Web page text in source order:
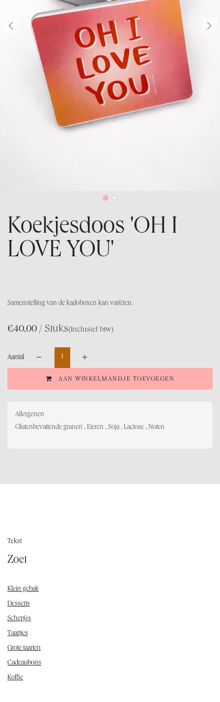
Koekjesdoos 'OH I
LOVE YOU'
Samenstelling van de kadoboxen kan variëren.
40,00
€ / Stuks(Inclusief btw)
AAN WINKELMANDJE TOEVOEGEN
Aantal
Allergenen
Glutenbevattende granen , Eieren , Soja , Lactose , Noten
Tekst
Zoet
Klein gebak
Desserts
Schepijs
Taartjes
Grote taarten
Cadeaubons
Koffie